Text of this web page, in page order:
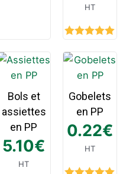
HT
Bols et
assiettes
en PP
5.10€
HT
Gobelets
en PP
0.22€
HT